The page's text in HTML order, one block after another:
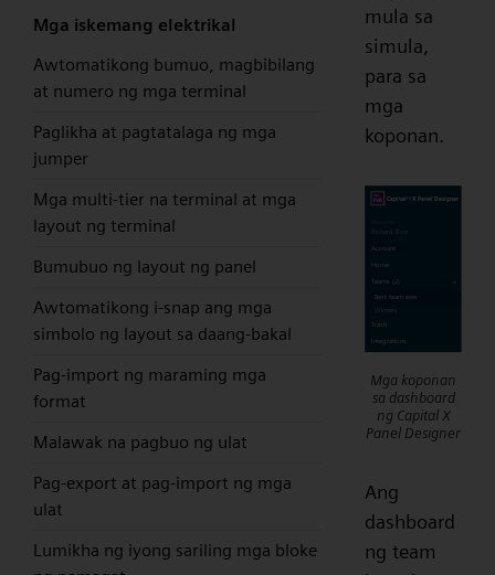
Mga iskemang elektrikal
Awtomatikong bumuo, magbibilang
at numero ng mga terminal
Paglikha at pagtatalaga ng mga
jumper
Mga multi-tier na terminal at mga
layout ng terminal
Bumubuo ng layout ng panel
Awtomatikong i-snap ang mga
simbolo ng layout sa daang-bakal
Pag-import ng maraming mga
format
Malawak na pagbuo ng ulat
Pag-export at pag-import ng mga
ulat
Lumikha ng iyong sariling mga bloke
mula sa
simula,
para sa
mga
koponan.
Mga koponan
sa dashboard
ng Capital X
Panel Designer
Ang
dashboard
ng team